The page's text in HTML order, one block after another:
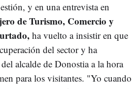
y en una entrevista en
de Turismo, Comercio y
ha vuelto a insistir en que
del sector y ha
alcalde de Donostia a la hora
para los visitantes. "Yo cuando